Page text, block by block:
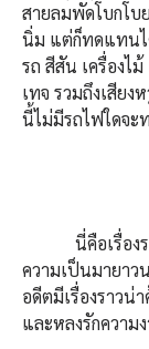
สายลมพัดโบกโบ
นิ่ม แต่ก็ทดแทนไ
รถ สีสัน เครื่องไ
เทจ รวมถึงเสีย
นี้ไม่มีรถไฟใดจะ
นี่คือเรื่องราว
ความเป็นมายา
อดีตมีเรื่องราวน่
และหลงรักความ